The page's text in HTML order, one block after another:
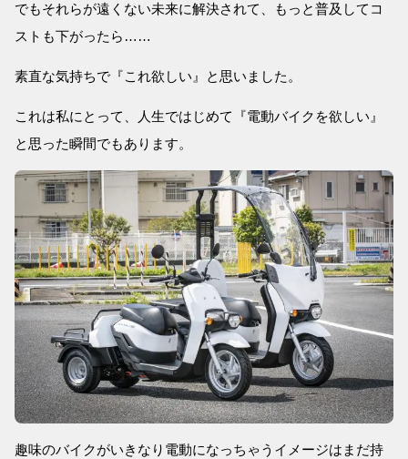
でもそれらが遠くない未来に解決されて、もっと普及してコ
ストも下がったら……
素直な気持ちで『これ欲しい』と思いました。
これは私にとって、人生ではじめて『電動バイクを欲しい』
と思った瞬間でもあります。
趣味のバイクがいきなり電動になっちゃうイメージはまだ持